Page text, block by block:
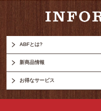
ABFとは?
新商品情報
お得なサービス